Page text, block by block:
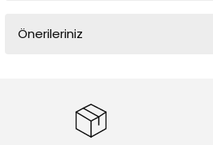
Önerileriniz
tarafımıza iletebilirsiniz.
Görüş ve önerileriniz için teşekkür ederiz.